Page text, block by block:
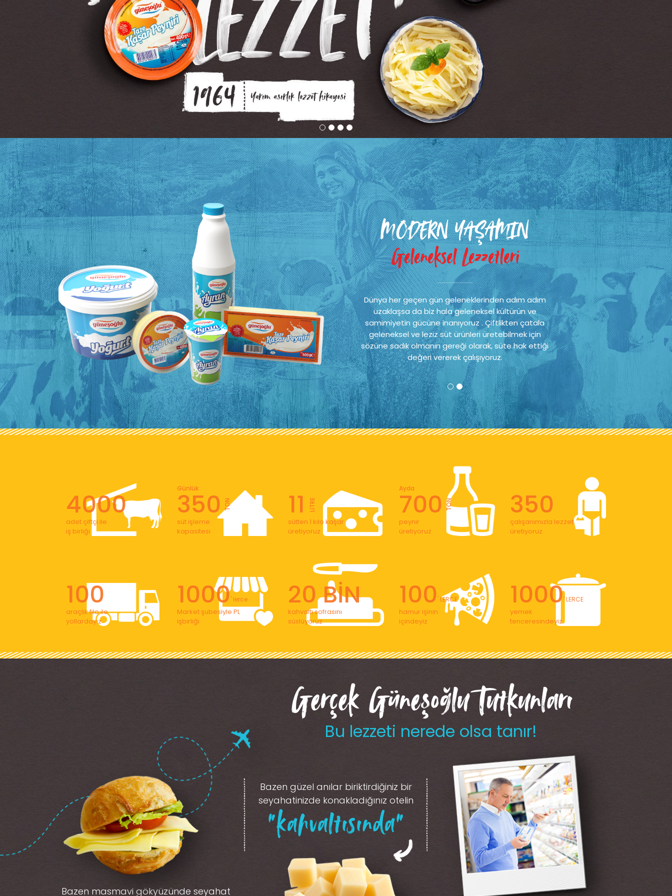
MODERN YAŞAMIN
Geleneksel Lezzetleri
Dünya her geçen gün geleneklerinden adım adım
uzaklaşsa da biz hala geleneksel kültürün ve
samimiyetin gücüne inanıyoruz . Çiftlikten çatala
geleneksel ve leziz süt ürünleri üretebilmek için
sözüne sadık olmanın gereği olarak, süte hak ettiği
değeri vererek çalışıyoruz.
4000
adet çiftçi ile
iş birliği
350
Günlük
TON
süt işleme
kapasitesi
11 LİTRE
sütten 1 kilo kaşar
üretiyoruz
700
Ayda
TON
peynir
üretiyoruz
350
çalışanımızla lezzet
üretiyoruz
100
araçlık filo ile
yollardayız
1000' lerce
Market şubesiyle PL
işbirliği
20 BİN
kahvaltı sofrasını
süslüyoruz
100' LERCE
hamur işinin
içindeyiz
1000' LERCE
yemek
tenceresindeyiz
Gerçek Güneşoğlu Tutkunları
Bu lezzeti nerede olsa tanır!
Bazen masmavi gökyüzünde seyahat
Bazen güzel anılar biriktirdiğiniz bir
seyahatinizde konakladığınız otelin
“kahvaltısında”